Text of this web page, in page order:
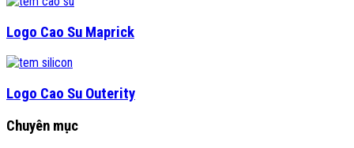
Logo Cao Su Maprick
Logo Cao Su Outerity
Chuyên mục